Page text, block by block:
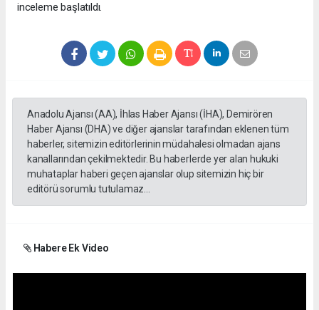
inceleme başlatıldı.
Anadolu Ajansı (AA), İhlas Haber Ajansı (İHA), Demirören
Haber Ajansı (DHA) ve diğer ajanslar tarafından eklenen tüm
haberler, sitemizin editörlerinin müdahalesi olmadan ajans
kanallarından çekilmektedir. Bu haberlerde yer alan hukuki
muhataplar haberi geçen ajanslar olup sitemizin hiç bir
editörü sorumlu tutulamaz...
Habere Ek Video